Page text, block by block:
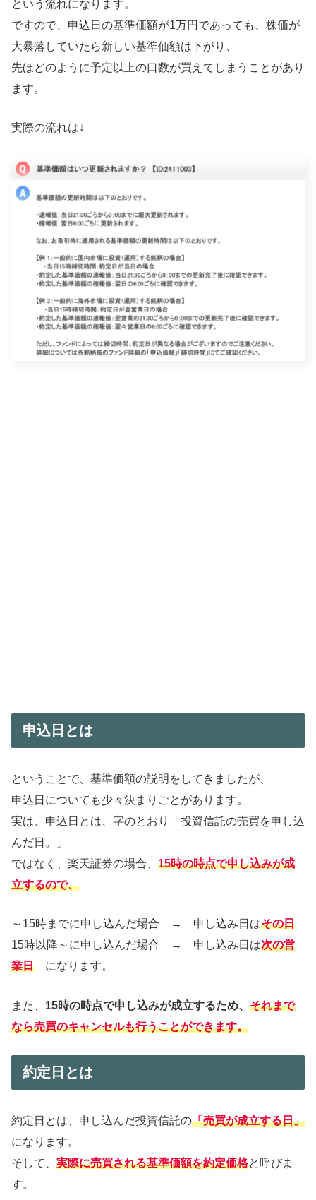
という流れになります。
ですので、申込日の基準価額が1万円であっても、株価が
大暴落していたら新しい基準価額は下がり、
先ほどのように予定以上の口数が買えてしまうことがあり
ます。
実際の流れは↓
申込日とは
ということで、基準価額の説明をしてきましたが、
申込日についても少々決まりごとがあります。
実は、申込日とは、字のとおり「投資信託の売買を申し込
んだ日。」
ではなく、楽天証券の場合、 15時の時点で申し込みが成
立するので、
～15時までに申し込んだ場合 → 申し込み日はその日
15時以降～に申し込んだ場合 → 申し込み日は次の営
業日 になります。
また、 15時の時点で申し込みが成立するため、 それまで
なら売買のキャンセルも行うことができます。
約定日とは
約定日とは、申し込んだ投資信託の「売買が成立する日」
になります。
そして、 実際に売買される基準価額を約定価格と呼びま
す。